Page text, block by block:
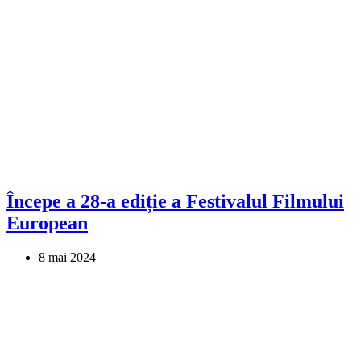
Începe a 28-a ediție a Festivalul Filmului
European
8 mai 2024